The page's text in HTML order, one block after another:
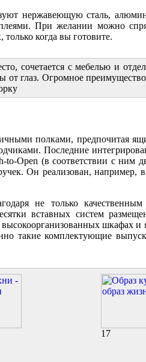
нержавеющую сталь,
При желании можно
когда вы готовите.
сочетается с мебелью и
глаз. Огромное
полками, предпочитая
Последние
Open (в соответствии с
Он реализован, например,
не только
вставных систем
шкафах и
такие комплектующие
17